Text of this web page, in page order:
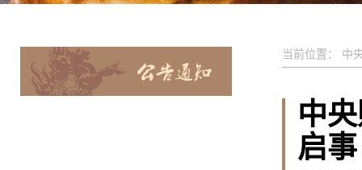
当前位置： 中
中
启事